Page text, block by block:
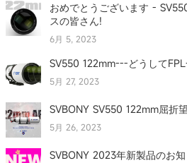
おめでとうございます -
スの皆さん!
6月 5, 2023
SV550 122mm---どうして
5月 27, 2023
SVBONY SV550 122mm屈折
5月 26, 2023
SVBONY 2023年新製品のお